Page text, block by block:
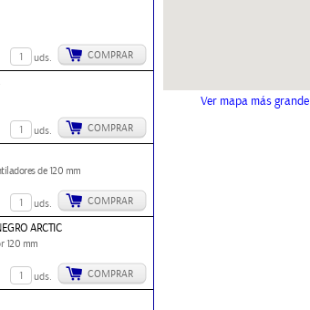
uds. COMPRAR
uds. COMPRAR
de 120 mm
uds. COMPRAR
ARCTIC
120 mm
uds. COMPRAR
Ver mapa más grande